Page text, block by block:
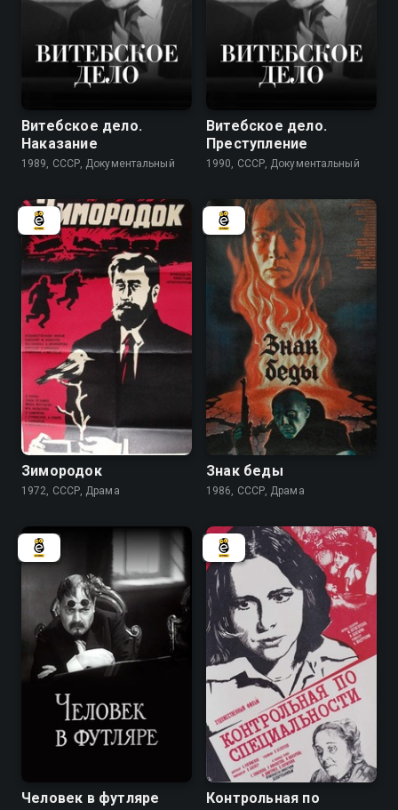
Витебское дело.
Наказание
1989, СССР, Документальный
Витебское дело.
Преступление
1990, СССР, Документальный
7.6
Зимородок
1972, СССР, Драма
7.6
Знак беды
1986, СССР, Драма
Человек в футляре
7.4
Контрольная по